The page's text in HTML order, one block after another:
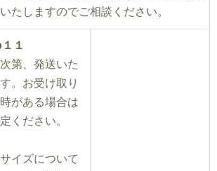
たしますのでご相談ください。
１
第、発送いた
。お受け取り
がある場合は
ください。
イズについて